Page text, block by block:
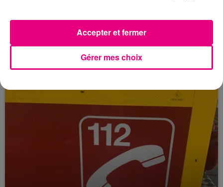
24 juillet 2026
Incendie à Plaisance-du-Touch : des
habitations évacuées face à...
Gérer mes choix
Accepter et fermer